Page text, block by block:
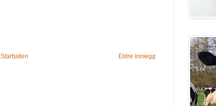
Eldre innlegg
Startsiden